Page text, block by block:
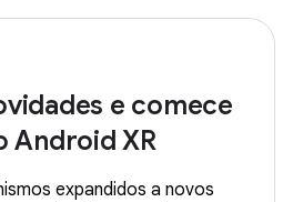
e comece
Android XR
expandidos a novos